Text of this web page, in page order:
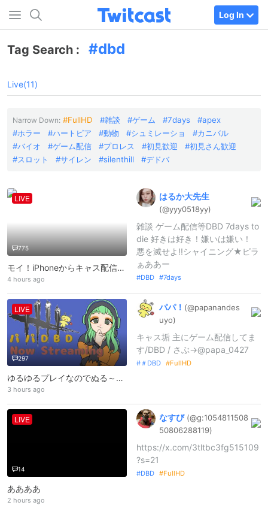
Log In
Tag Search : dbd
Live(11)
Narrow Down: FullHD 雑談 ゲーム 7days
apex
ホラー
ハートピア 動物 シュミレーショ
カニバル
バイオ
ゲーム配信 プロレス 初見歓迎
初見さん歓迎
スロット
サイレン silenthill デドバ
LIVE
775
モイ！iPhoneからキャス配信中 -
4 hours ago
はるか大先生
(@yyy0518yy)
雑談 ゲーム配信等DBD 7days to
die 好きは好き！嫌いは嫌い！
悪を滅せよ!!シャイニング★ピラ
ぁああー
DBD 7days
LIVE
297
ゆるゆるプレイなのでぬる～く見守ってください
3 hours ago
パパ！ (@papanandes
uyo)
キャス垢 主にゲーム配信してま
す/DBD / さぶ→@papa_0427
＃DBD FullHD
LIVE
14
ああああ
2 hours ago
なすび (@g:1054811508
50806288119)
https://x.com/3tltbc3fg515109
?s=21
DBD FullHD